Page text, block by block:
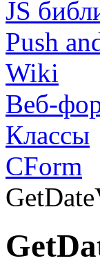
JS
Push
Wiki
Веб-
Классы
CForm